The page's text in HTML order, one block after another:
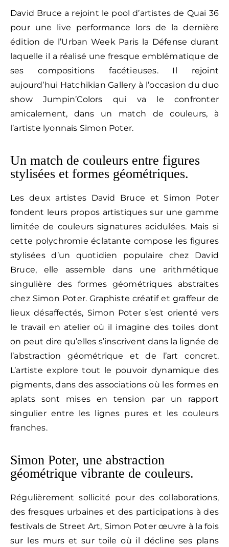
David Bruce a rejoint le pool d’artistes de Quai 36
pour une live performance lors de la dernière
édition de l’Urban Week Paris la Défense durant
laquelle il a réalisé une fresque emblématique de
ses compositions facétieuses. Il rejoint
aujourd’hui Hatchikian Gallery à l’occasion du duo
show Jumpin’Colors qui va le confronter
amicalement, dans un match de couleurs, à
l’artiste lyonnais Simon Poter.
Un match de couleurs entre figures
stylisées et formes géométriques.
Les deux artistes David Bruce et Simon Poter
fondent leurs propos artistiques sur une gamme
limitée de couleurs signatures acidulées. Mais si
cette polychromie éclatante compose les figures
stylisées d’un quotidien populaire chez David
Bruce, elle assemble dans une arithmétique
singulière des formes géométriques abstraites
chez Simon Poter. Graphiste créatif et graffeur de
lieux désaffectés, Simon Poter s’est orienté vers
le travail en atelier où il imagine des toiles dont
on peut dire qu’elles s’inscrivent dans la lignée de
l’abstraction géométrique et de l’art concret.
L’artiste explore tout le pouvoir dynamique des
pigments, dans des associations où les formes en
aplats sont mises en tension par un rapport
singulier entre les lignes pures et les couleurs
franches.
Simon Poter, une abstraction
géométrique vibrante de couleurs.
Régulièrement sollicité pour des collaborations,
des fresques urbaines et des participations à des
festivals de Street Art, Simon Poter œuvre à la fois
sur les murs et sur toile où il décline ses plans